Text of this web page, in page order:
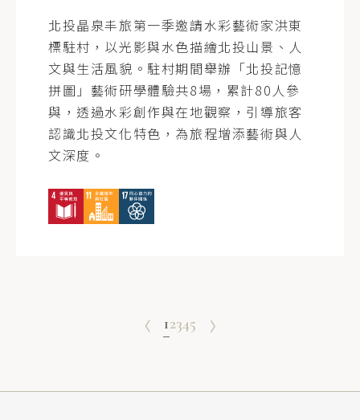
北投晶泉丰旅第一季邀請水彩藝術家洪東
標駐村，以光影與水色描繪北投山景、人
文與生活風貌。駐村期間舉辦「北投記憶
拼圖」藝術研學體驗共8場，累計80人參
與，透過水彩創作與在地觀察，引導旅客
認識北投文化特色，為旅程增添藝術與人
文深度。
12345